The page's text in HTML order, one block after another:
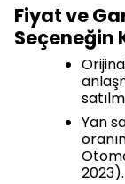
Fiyat ve
Seçeneğin
Yan
2023).